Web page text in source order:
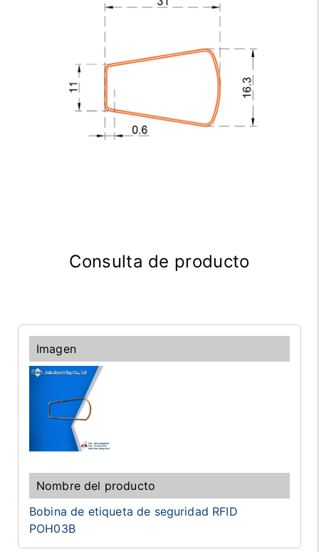
Consulta de producto
Bobina de etiqueta de seguridad RFID
POH03B